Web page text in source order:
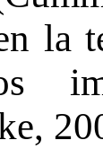
la